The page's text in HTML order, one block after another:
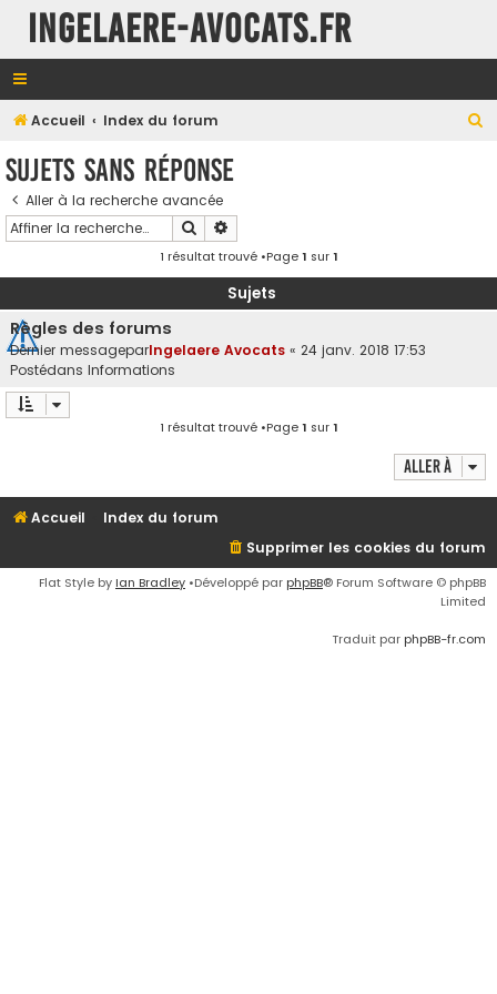
INGELAERE-AVOCATS.FR
Accueil Index du forum
Sujets sans réponse
Aller à la recherche avancée
Rechercher
1 résultat trouvé •Page1 sur1
Sujets
Règles des forums
Dernier messageparIngelaere Avocats « 24 janv. 2018 17:53
Postédans Informations
1 résultat trouvé •Page1 sur1
Aller à
Accueil
Index du forum
Supprimer les cookies du forum
Flat Style by Ian Bradley •Développé par phpBB® Forum Software © phpBB
Limited
Traduit par phpBB-fr.com